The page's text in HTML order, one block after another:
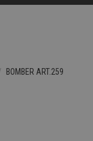
BOMBER ART.259